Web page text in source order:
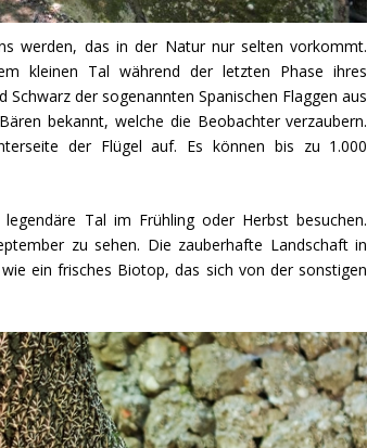
werden, das in der Natur nur selten vorkommt.
kleinen Tal während der letzten Phase ihres
der sogenannten Spanischen Flaggen aus
bekannt, welche die Beobachter verzaubern.
der Flügel auf. Es können bis zu 1.000
Tal im Frühling oder Herbst besuchen.
zu sehen. Die zauberhafte Landschaft in
ein frisches Biotop, das sich von der sonstigen